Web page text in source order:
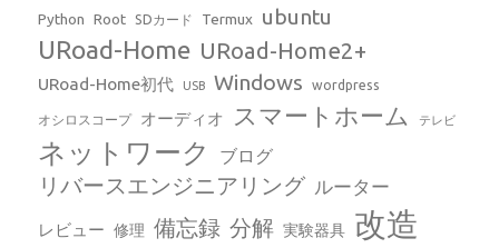
Python Root SDカード Termux ubuntu
URoad-Home URoad-Home2+
URoad-Home初代 USB Windows wordpress
オシロスコープ オーディオ スマートホーム テレビ
ネットワーク ブログ
リバースエンジニアリング ルーター
レビュー 修理 備忘録 分解 実験器具 改造